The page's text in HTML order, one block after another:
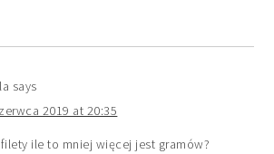
says
2019 at 20:35
filety ile to mniej więcej jest gramów?